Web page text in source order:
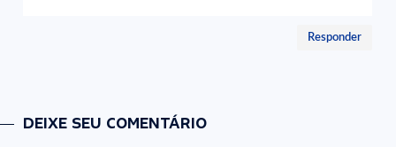
Responder
DEIXE SEU COMENTÁRIO